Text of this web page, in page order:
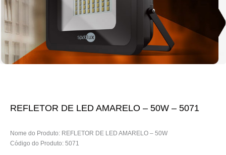
REFLETOR DE LED AMARELO – 50W – 5071
Nome do Produto: REFLETOR DE LED AMARELO – 50W
Código do Produto: 5071